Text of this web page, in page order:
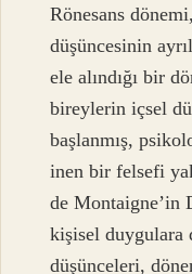
Rönesans
düşüncesinin
ele alındığı bir
bireylerin içsel
başlanmış,
inen bir felsefi
de Montaigne’in
kişisel duygulara
düşünceleri,